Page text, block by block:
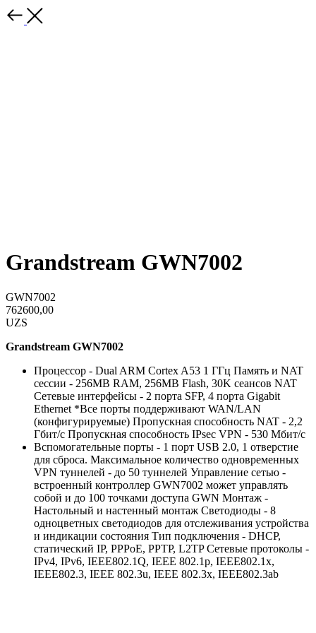
Grandstream GWN7002
GWN7002
762600,00
UZS
Grandstream GWN7002
Процессор - Dual ARM Cortex A53 1 ГГц Память и NAT
сессии - 256MB RAM, 256MB Flash, 30K сеансов NAT
Сетевые интерфейсы - 2 порта SFP, 4 порта Gigabit
Ethernet *Все порты поддерживают WAN/LAN
(конфигурируемые) Пропускная способность NAT - 2,2
Гбит/с Пропускная способность IPsec VPN - 530 Мбит/с
Вспомогательные порты - 1 порт USB 2.0, 1 отверстие
для сброса. Максимальное количество одновременных
VPN туннелей - до 50 туннелей Управление сетью -
встроенный контроллер GWN7002 может управлять
собой и до 100 точками доступа GWN Монтаж -
Настольный и настенный монтаж Светодиоды - 8
одноцветных светодиодов для отслеживания устройства
и индикации состояния Тип подключения - DHCP,
статический IP, PPPoE, PPTP, L2TP Сетевые протоколы -
IPv4, IPv6, IEEE802.1Q, IEEE 802.1p, IEEE802.1x,
IEEE802.3, IEEE 802.3u, IEEE 802.3x, IEEE802.3ab